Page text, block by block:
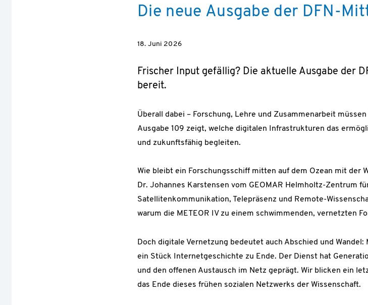
Die neue Ausgabe der DFN-
18. Juni 2026
Frischer Input gefällig? Die aktuelle Ausgabe der
bereit.
Überall dabei – Forschung, Lehre und Zusammenarbeit
Ausgabe 109 zeigt, welche digitalen Infrastrukturen das
und zukunftsfähig begleiten.
Wie bleibt ein Forschungsschiff mitten auf dem Ozean mit der
Dr. Johannes Karstensen vom GEOMAR Helmholtz-Zentrum
Satellitenkommunikation, Telepräsenz und Remote-
warum die METEOR IV zu einem schwimmenden, vernetzten
Doch digitale Vernetzung bedeutet auch Abschied und
ein Stück Internetgeschichte zu Ende. Der Dienst hat
und den offenen Austausch im Netz geprägt. Wir blicken ein
das Ende dieses frühen sozialen Netzwerks der Wissenschaft.